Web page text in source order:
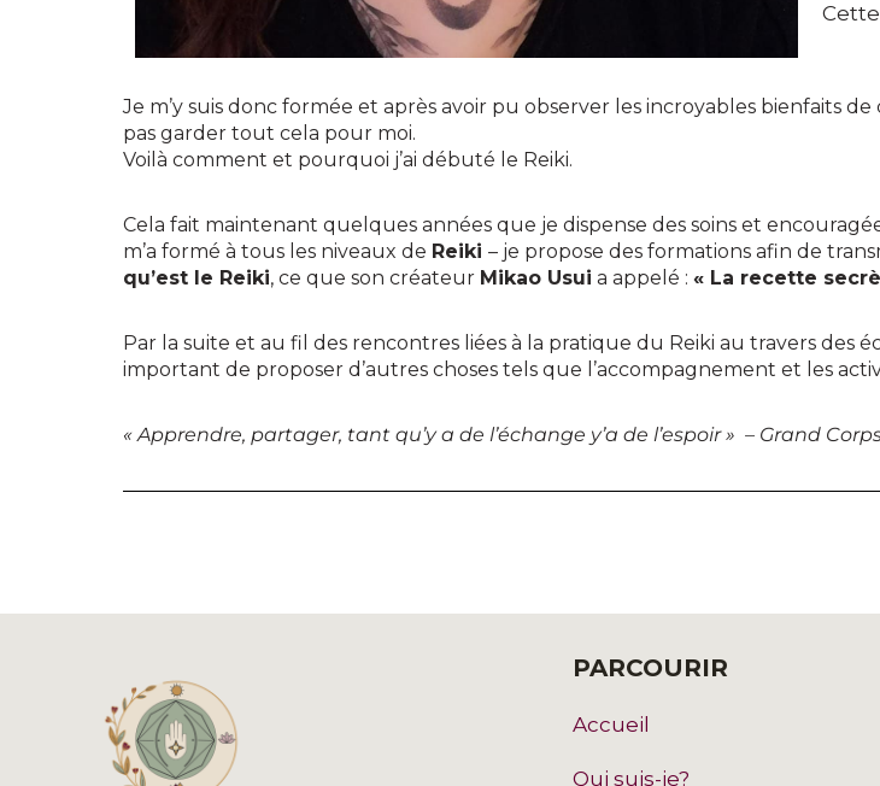
Je m’y suis donc formée et après avoir pu observer les incroyables bienfaits
pas garder tout cela pour moi.
Voilà comment et pourquoi j’ai débuté le Reiki.
Cela fait maintenant quelques années que je dispense des soins et
m’a formé à tous les niveaux de Reiki – je propose des formations afin de
qu’est le Reiki, ce que son créateur Mikao Usui a appelé : « La recette
Par la suite et au fil des rencontres liées à la pratique du Reiki au travers des
important de proposer d’autres choses tels que l’accompagnement et les
« Apprendre, partager, tant qu’y a de l’échange y’a de l’espoir » – Grand
PARCOURIR
Accueil
Qui suis-je?